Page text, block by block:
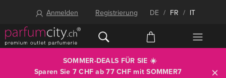
Anmelden Registrierung DE / FR / IT
SOMMER-DEALS FÜR SIE ☀️
Sparen Sie 7 CHF ab 77 CHF mitSOMMER7